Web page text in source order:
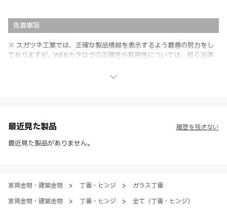
免責事項
※ スガツネ工業では、正確な製品情報を表示するよう最善の努力をし
ておりますが、WEBカタログの正確性や有用性については、何ら法律
社製品の使用ご検討、又は販売促進目的の利用に限ります。
※ 本WEBサイト製品情報のご利用にあたっては、WEBサイト利用規
約、プライバシーポリシー、製品情報ガイドをご確認いただき、内容の
最近見た製品
最近見た製品がありません。
履歴を残さない
家具金物・建築金物 > 丁番・ヒンジ >
ガラス丁番
家具金物・建築金物
> 丁番・ヒンジ >
全て（丁番・ヒンジ）